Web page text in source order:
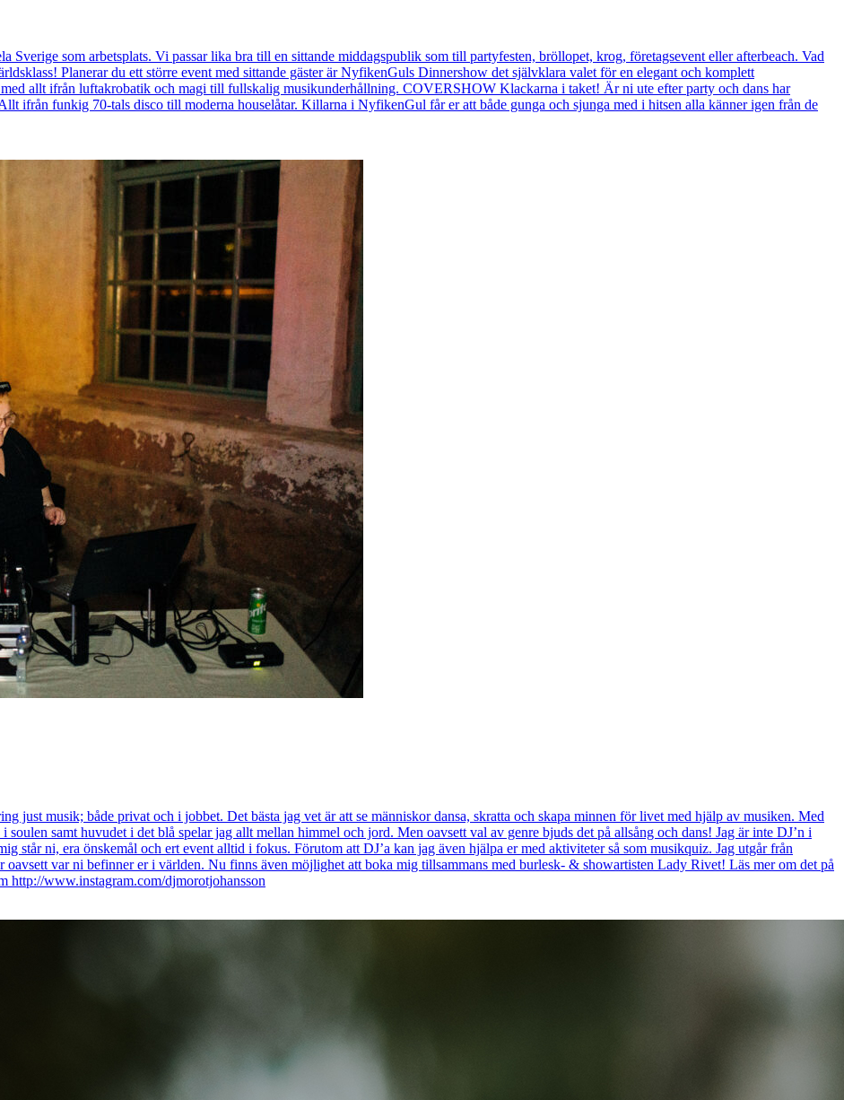
som arbetsplats. Vi passar lika bra till en sittande middagspublik som till partyfesten, bröllopet, krog, företagsevent eller afterbeach. Vad
Planerar du ett större event med sittande gäster är NyfikenGuls Dinnershow det självklara valet för en elegant och komplett
allt ifrån luftakrobatik och magi till fullskalig musikunderhållning. COVERSHOW Klackarna i taket! Är ni ute efter party och dans har
ifrån funkig 70-tals disco till moderna houselåtar. Killarna i NyfikenGul får er att både gunga och sjunga med i hitsen alla känner igen från de
just musik; både privat och i jobbet. Det bästa jag vet är att se människor dansa, skratta och skapa minnen för livet med hjälp av musiken. Med
samt huvudet i det blå spelar jag allt mellan himmel och jord. Men oavsett val av genre bjuds det på allsång och dans! Jag är inte DJ’n i
står ni, era önskemål och ert event alltid i fokus. Förutom att DJ’a kan jag även hjälpa er med aktiviteter så som musikquiz. Jag utgår från
oavsett var ni befinner er i världen. Nu finns även möjlighet att boka mig tillsammans med burlesk- & showartisten Lady Rivet! Läs mer om det på
http://www.instagram.com/djmorotjohansson